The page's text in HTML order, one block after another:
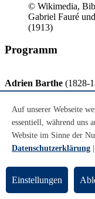
© Wikimedia,
Gabriel Fauré
(1913)
Programm
Adrien Barthe (1828-
Passacaille
Gabriel Fauré(1845-
Dolly Suite
- Berceuse (Allegretto
- Mi-a-ou (Allegro vivo)
- Le jardin de Dolly
- Kitty-valse (Tempo di
Auf unserer Webseite
essentiell, während uns
Website im Sinne der
Datenschutzerklärung
Einstellungen